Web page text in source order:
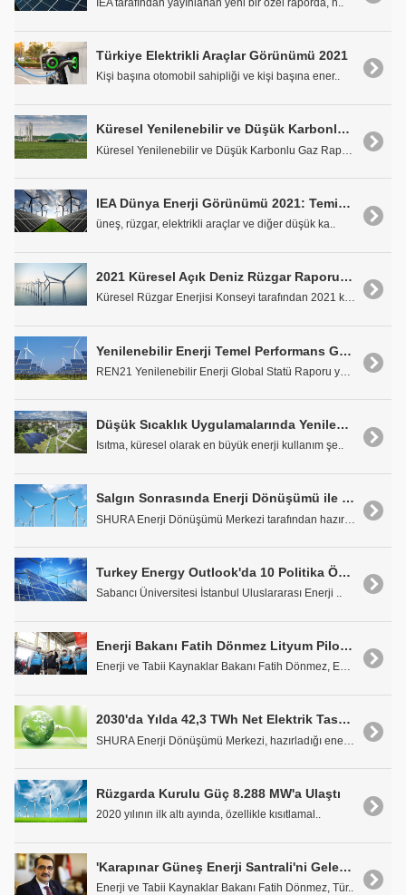
IEA tarafından yayınlanan yeni bir özel raporda, n..
Türkiye Elektrikli Araçlar Görünümü 2021
Kişi başına otomobil sahipliği ve kişi başına ener..
Küresel Yenilenebilir ve Düşük Karbonlu Gaz Raporu Yayımlandı
IEA Dünya Enerji Görünümü 2021: Temiz Enerji İlerlemesi Sıfır Emisyon Hedefi için Çok Yavaş Seviyede
üneş, rüzgar, elektrikli araçlar ve diğer düşük ka..
2021 Küresel Açık Deniz Rüzgar Raporu Yayımlandı
Küresel Rüzgar Enerjisi Konseyi tarafından 2021 kü..
Yenilenebilir Enerji Temel Performans Göstergesi Olmalı
Düşük Sıcaklık Uygulamalarında Yenilenebilir Enerjilerin Bölge Enerji Sistemlerine Entegrasyonu
Isıtma, küresel olarak en büyük enerji kullanım şe..
Salgın Sonrasında Enerji Dönüşümü ile Sürdürülebilir Büyüme
Turkey Energy Outlook'da 10 Politika Önerildi
Sabancı Üniversitesi İstanbul Uluslararası Enerji ..
Enerji Bakanı Fatih Dönmez Lityum Pilot Tesisini İnceledi
Enerji ve Tabii Kaynaklar Bakanı Fatih Dönmez, Esk..
2030'da Yılda 42,3 TWh Net Elektrik Tasarrufu Sağlanabilir
Rüzgarda Kurulu Güç 8.288 MW'a Ulaştı
2020 yılının ilk altı ayında, özellikle kısıtlamal..
'Karapınar Güneş Enerji Santrali'ni Gelecek Ay Açacağız'
Enerji ve Tabii Kaynaklar Bakanı Fatih Dönmez, Tür..